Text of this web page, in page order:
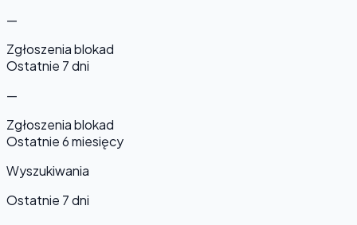
—
Zgłoszenia blokad
Ostatnie 7 dni
—
Zgłoszenia blokad
Ostatnie 6 miesięcy
Wyszukiwania
Ostatnie 7 dni